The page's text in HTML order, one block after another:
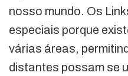
nosso mundo. Os
especiais porque
várias áreas,
distantes possam se